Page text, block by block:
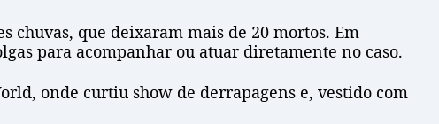
chuvas, que deixaram mais de 20 mortos. Em
para acompanhar ou atuar diretamente no caso.
onde curtiu show de derrapagens e, vestido com